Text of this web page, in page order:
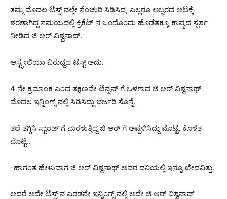
ತಮ್ಮ ಮೊದಲ ಟೆಸ್ಟ್ ನಲ್ಲೇ ಸೆಂಚುರಿ ಸಿಡಿಸಿದ, ಎಲ್ಲರೂ ಅಬ್ಬರದ ಆಟಕ್ಕೆ
ಶರಣಾಗಿದ್ದ ಸಮಯದಲ್ಲಿ ಕ್ರಿಕೆಟ್ ನ ಒಂದೊಂದು ಹೊಡೆತಕ್ಕೂ ಕಾವ್ಯದ ಸ್ಪರ್ಶ
ನೀಡಿದ ಜಿ ಆರ್ ವಿಶ್ವನಾಥ್.
ಆಸ್ಟ್ರೇಲಿಯಾ ವಿರುಧ್ದದ ಟೆಸ್ಟ್ ಅದು.
4 ನೇ ಕ್ರಮಾಂಕ ಎಂದ ತಕ್ಷಣವೇ ಟೆನ್ಷನ್ ಗೆ ಒಳಗಾದ ಜಿ ಆರ್ ವಿಶ್ವನಾಥ್
ಮೊದಲ ಇನ್ನಿಂಗ್ಸ್ ನಲ್ಲಿ ಸಿಡಿಸಿದ್ದು ಭರ್ಜರಿ ಸೊನ್ನೆ.
ತಲೆ ತಗ್ಗಿಸಿ ಸ್ಟಾಂಡ್ ಗೆ ಮರಳುತ್ತಿದ್ದ ಜಿ ಆರ್ ಗೆ ಅಪ್ಪಳಿಸಿದ್ದು ಮೊಟ್ಟೆ, ಕೊಳೆತ
ಮೊಟ್ಟೆ..
-ಹಾಗಂತ ಹೇಳುವಾಗ ಜಿ ಆರ್ ವಿಶ್ವನಾಥ್ ಅವರ ದನಿಯಲ್ಲಿ ಇನ್ನೂ ಖೇದವಿತ್ತು.
ಆದರೆ ಅದೇ ಟೆಸ್ಟ್ ನ ಎರಡನೇ ಇನ್ನಿಂಗ್ಸ್ ನಲ್ಲಿ ಅದೇ ಜಿ ಆರ್ ವಿಶ್ವನಾಥ್